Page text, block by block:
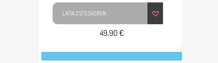
LAITA OSTOSKORIIN
49,90 €